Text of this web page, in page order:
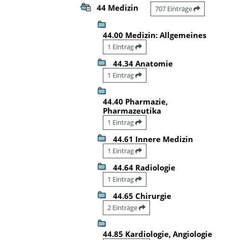
44 Medizin 707 Einträge
44.00 Medizin: Allgemeines
1 Eintrag
44.34 Anatomie
1 Eintrag
44.40 Pharmazie,
Pharmazeutika
1 Eintrag
44.61 Innere Medizin
1 Eintrag
44.64 Radiologie
1 Eintrag
44.65 Chirurgie
2 Einträge
44.85 Kardiologie, Angiologie